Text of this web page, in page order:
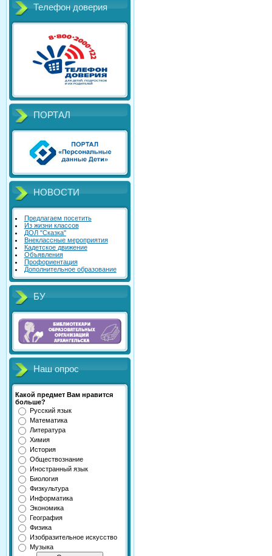
Телефон доверия
ПОРТАЛ
НОВОСТИ
Предлагаем посетить
Из жизни классов
ДОЛ "Сказка"
Внеклассные мероприятия
Кадетское движение
Объявления
Профориентация
Дополнительное образование
БУ
Наш опрос
Какой предмет Вам нравится
больше?
Русский язык
Математика
Литература
Химия
История
Обществознание
Иностранный язык
Биология
Физкультура
Информатика
Экономика
География
Физика
Изобразительное искусство
Музыка